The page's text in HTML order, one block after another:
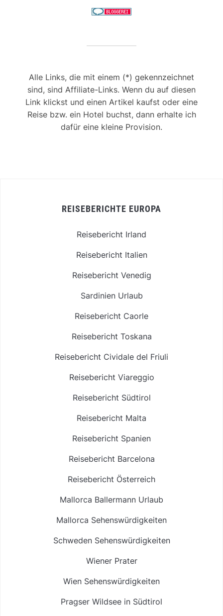
Alle Links, die mit einem (*) gekennzeichnet
sind, sind Affiliate-Links. Wenn du auf diesen
Link klickst und einen Artikel kaufst oder eine
Reise bzw. ein Hotel buchst, dann erhalte ich
dafür eine kleine Provision.
REISEBERICHTE EUROPA
Reisebericht Irland
Reisebericht Italien
Reisebericht Venedig
Sardinien Urlaub
Reisebericht Caorle
Reisebericht Toskana
Reisebericht Cividale del Friuli
Reisebericht Viareggio
Reisebericht Südtirol
Reisebericht Malta
Reisebericht Spanien
Reisebericht Barcelona
Reisebericht Österreich
Mallorca Ballermann Urlaub
Mallorca Sehenswürdigkeiten
Schweden Sehenswürdigkeiten
Wiener Prater
Wien Sehenswürdigkeiten
Pragser Wildsee in Südtirol